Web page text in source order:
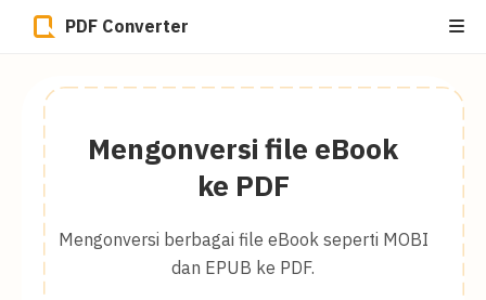
PDF Converter
Mengonversi file eBook
ke PDF
Mengonversi berbagai file eBook seperti MOBI
dan EPUB ke PDF.